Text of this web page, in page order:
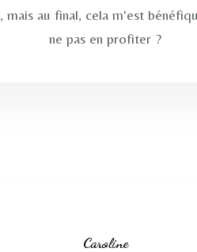
mais au final, cela m'est
ne pas en profiter ?
Caroline